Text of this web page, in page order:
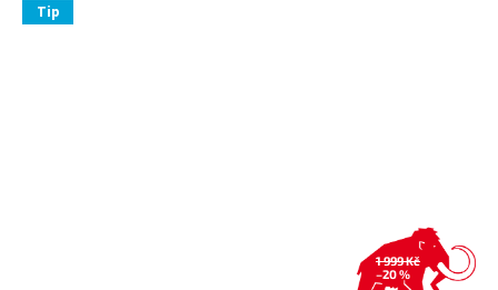
Tip
1 999 Kč
–20 %